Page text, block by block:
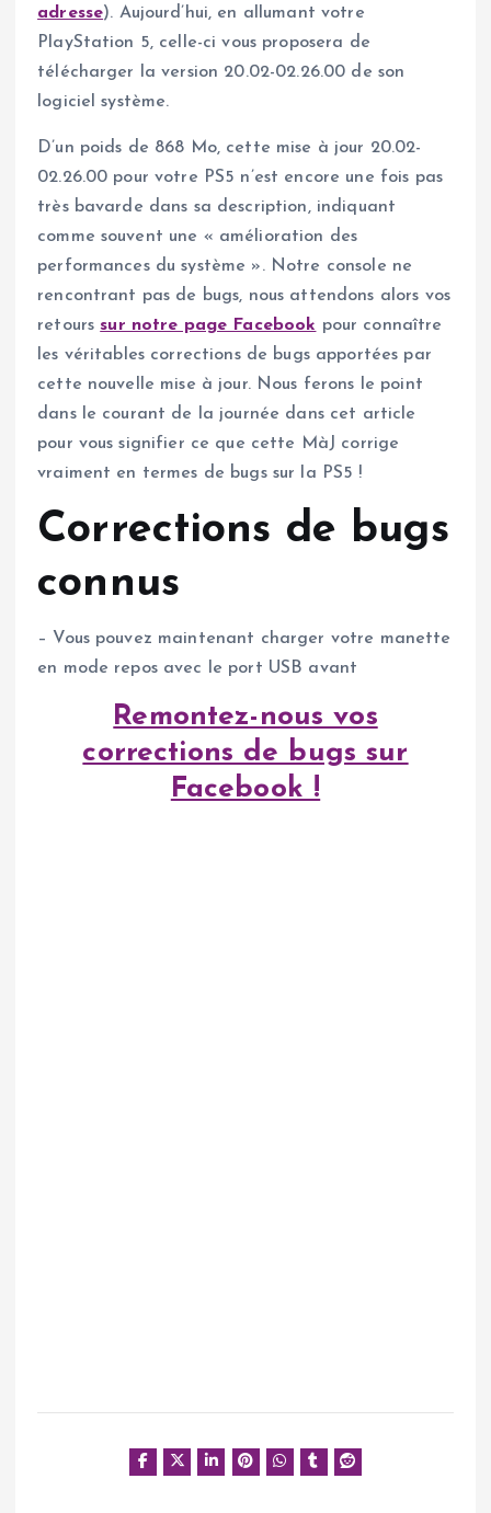
adresse). Aujourd’hui, en allumant votre
PlayStation 5, celle-ci vous proposera de
télécharger la version 20.02-02.26.00 de son
logiciel système.
D’un poids de 868 Mo, cette mise à jour 20.02-
02.26.00 pour votre PS5 n’est encore une fois pas
très bavarde dans sa description, indiquant
comme souvent une « amélioration des
performances du système ». Notre console ne
rencontrant pas de bugs, nous attendons alors vos
retourssur notre page Facebook pour connaître
les véritables corrections de bugs apportées par
cette nouvelle mise à jour. Nous ferons le point
dans le courant de la journée dans cet article
pour vous signifier ce que cette MàJ corrige
vraiment en termes de bugs sur la PS5 !
Corrections de bugs
connus
– Vous pouvez maintenant charger votre manette
en mode repos avec le port USB avant
Remontez-nous vos
corrections de bugs sur
Facebook !